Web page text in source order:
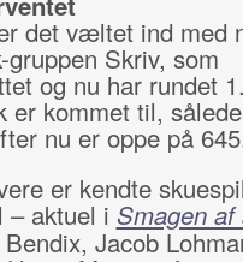
det væltet ind med
Skriv, som
og nu har rundet
er kommet til,
nu er oppe på
er kendte
– aktuel i Smagen af
Jacob